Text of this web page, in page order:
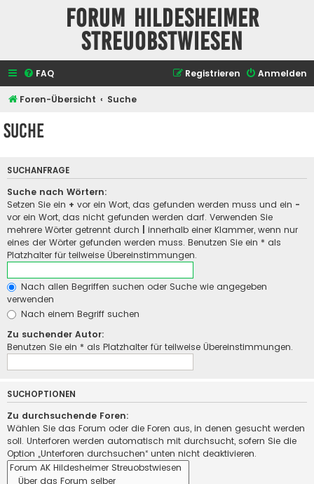
Forum Hildesheimer
Streuobstwiesen
FAQ Anmelden
Registrieren
Foren-Übersicht Suche
Suche
SUCHANFRAGE
Suche nach Wörtern:
Setzen Sie ein + vor ein Wort, das gefunden werden muss und ein -
vor ein Wort, das nicht gefunden werden darf. Verwenden Sie
mehrere Wörter getrennt durch
innerhalb einer Klammer, wenn nur
eines der Wörter gefunden werden muss. Benutzen Sie ein * als
Platzhalter für teilweise Übereinstimmungen.
Nach allen Begriffen suchen oder Suche wie angegeben
verwenden
Nach einem Begriff suchen
Zu suchender Autor:
Benutzen Sie ein * als Platzhalter für teilweise Übereinstimmungen.
SUCHOPTIONEN
Zu durchsuchende Foren:
Wählen Sie das Forum oder die Foren aus, in denen gesucht werden
soll. Unterforen werden automatisch mit durchsucht, sofern Sie die
Option „Unterforen durchsuchen“ unten nicht deaktivieren.